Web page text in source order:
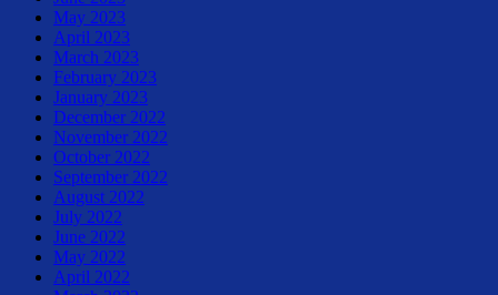
May 2023
April 2023
March 2023
February 2023
January 2023
December 2022
November 2022
October 2022
September 2022
August 2022
July 2022
June 2022
May 2022
April 2022